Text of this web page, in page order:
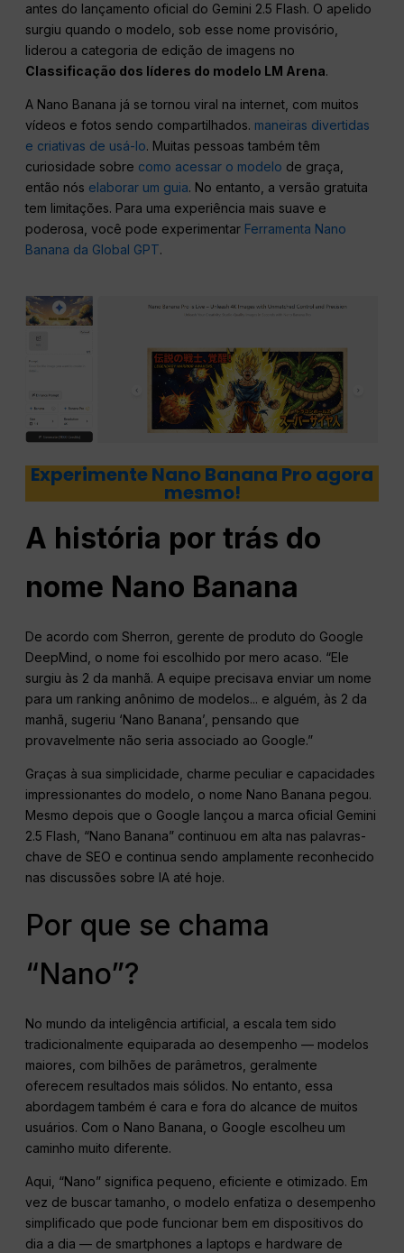
antes do lançamento oficial do Gemini 2.5 Flash. O apelido
surgiu quando o modelo, sob esse nome provisório,
liderou a categoria de edição de imagens no
Classificação dos líderes do modelo LM Arena.
A Nano Banana já se tornou viral na internet, com muitos
vídeos e fotos sendo compartilhados. maneiras divertidas
e criativas de usá-lo. Muitas pessoas também têm
curiosidade sobre como acessar o modelo de graça,
então nós elaborar um guia. No entanto, a versão gratuita
tem limitações. Para uma experiência mais suave e
poderosa, você pode experimentar Ferramenta Nano
Banana da Global GPT.
Experimente Nano Banana Pro agora
mesmo!
A história por trás do
nome Nano Banana
De acordo com Sherron, gerente de produto do Google
DeepMind, o nome foi escolhido por mero acaso. “Ele
surgiu às 2 da manhã. A equipe precisava enviar um nome
para um ranking anônimo de modelos... e alguém, às 2 da
manhã, sugeriu ‘Nano Banana’, pensando que
provavelmente não seria associado ao Google.”
Graças à sua simplicidade, charme peculiar e capacidades
impressionantes do modelo, o nome Nano Banana pegou.
Mesmo depois que o Google lançou a marca oficial Gemini
2.5 Flash, “Nano Banana” continuou em alta nas palavras-
chave de SEO e continua sendo amplamente reconhecido
nas discussões sobre IA até hoje.
Por que se chama
“Nano”?
No mundo da inteligência artificial, a escala tem sido
tradicionalmente equiparada ao desempenho — modelos
maiores, com bilhões de parâmetros, geralmente
oferecem resultados mais sólidos. No entanto, essa
abordagem também é cara e fora do alcance de muitos
usuários. Com o Nano Banana, o Google escolheu um
caminho muito diferente.
Aqui, “Nano” significa pequeno, eficiente e otimizado. Em
vez de buscar tamanho, o modelo enfatiza o desempenho
simplificado que pode funcionar bem em dispositivos do
dia a dia — de smartphones a laptops e hardware de